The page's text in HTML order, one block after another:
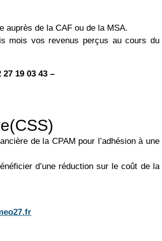
auprès de la CAF ou de la MSA.
mois vos revenus perçus au cours du
27 19 03 43 –
de la CPAM pour l’adhésion à une
d’une réduction sur le coût de la